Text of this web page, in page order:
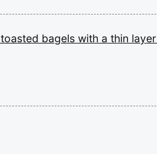
toasted bagels with a thin layer